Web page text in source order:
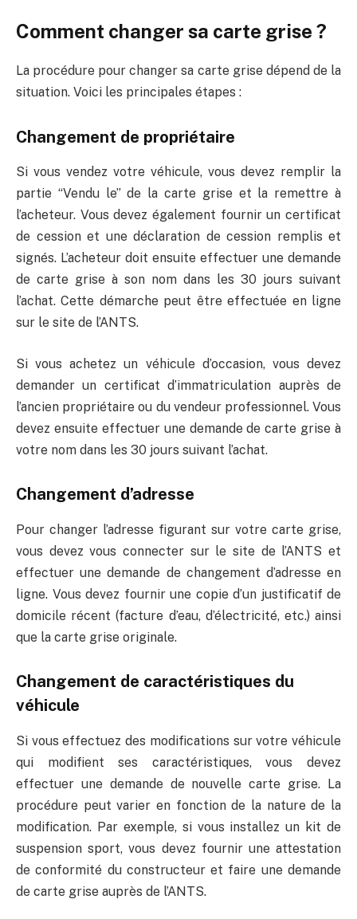
Comment changer sa carte grise ?
La procédure pour changer sa carte grise dépend de la
situation. Voici les principales étapes :
Changement de propriétaire
Si vous vendez votre véhicule, vous devez remplir la
partie “Vendu le” de la carte grise et la remettre à
l’acheteur. Vous devez également fournir un certificat
de cession et une déclaration de cession remplis et
signés. L’acheteur doit ensuite effectuer une demande
de carte grise à son nom dans les 30 jours suivant
l’achat. Cette démarche peut être effectuée en ligne
sur le site de l’ANTS.
Si vous achetez un véhicule d’occasion, vous devez
demander un certificat d’immatriculation auprès de
l’ancien propriétaire ou du vendeur professionnel. Vous
devez ensuite effectuer une demande de carte grise à
votre nom dans les 30 jours suivant l’achat.
Changement d’adresse
Pour changer l’adresse figurant sur votre carte grise,
vous devez vous connecter sur le site de l’ANTS et
effectuer une demande de changement d’adresse en
ligne. Vous devez fournir une copie d’un justificatif de
domicile récent (facture d’eau, d’électricité, etc.) ainsi
que la carte grise originale.
Changement de caractéristiques du
véhicule
Si vous effectuez des modifications sur votre véhicule
qui modifient ses caractéristiques, vous devez
effectuer une demande de nouvelle carte grise. La
procédure peut varier en fonction de la nature de la
modification. Par exemple, si vous installez un kit de
suspension sport, vous devez fournir une attestation
de conformité du constructeur et faire une demande
de carte grise auprès de l’ANTS.